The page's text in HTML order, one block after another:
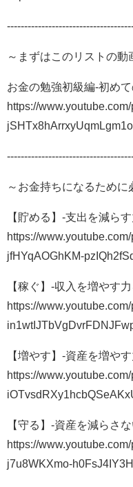
～まずはこのリストの動
お金の勉強初級編-初め
https://
～お金持ちになるために
【貯める】-支出を減ら
https://
jfHYqAOGhKM-
【稼ぐ】-収入を増やす
https://
【増やす】-資産を増や
https://
【守る】-資産を減らさ
https://
j7u8WKXmo-